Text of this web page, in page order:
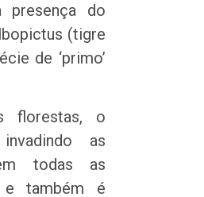
presença do
(tigre
de ‘primo’
florestas, o
as
todas as
também é